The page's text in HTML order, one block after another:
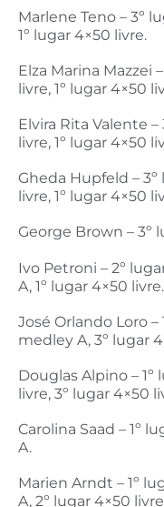
Marlene Teno – 3º
1º lugar 4×50 livre.
Elza Marina Mazzei
livre, 1º lugar 4×50
Elvira Rita Valente –
livre, 1º lugar 4×50
Gheda Hupfeld – 3º
livre, 1º lugar 4×50
George Brown – 3º
Ivo Petroni – 2º
A, 1º lugar 4×50 livre.
José Orlando Loro –
medley A, 3º lugar
Douglas Alpino – 1º
livre, 3º lugar 4×50
Carolina Saad – 1º
A.
Marien Arndt – 1º
A, 2º lugar 4×50